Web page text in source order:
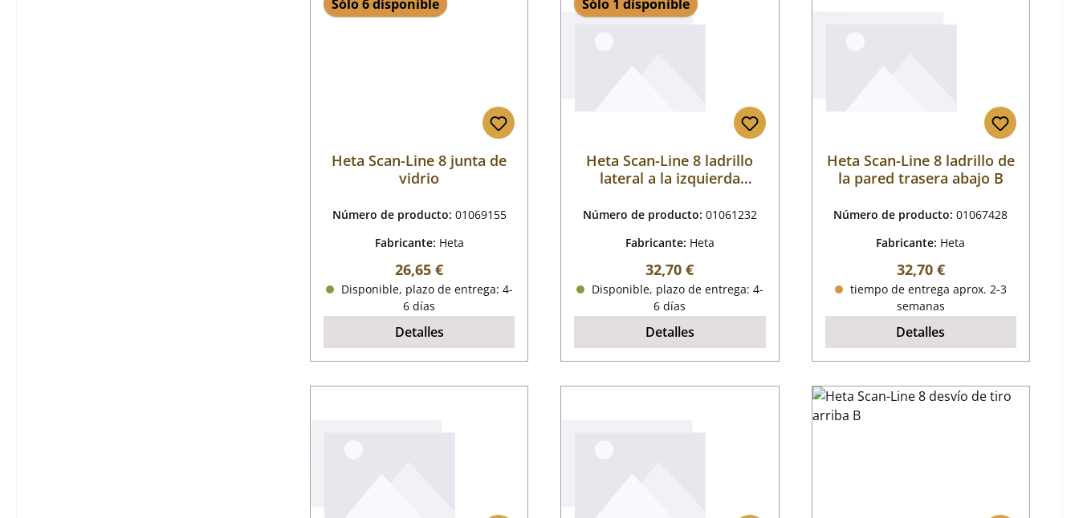
Sólo 6 disponible
Heta Scan-Line 8 junta de
vidrio
Número de producto: 01069155
Fabricante: Heta
Precio normal:
26,65 €
Disponible, plazo de entrega: 4-
6 días
Detalles
Sólo 1 disponible
Heta Scan-Line 8 ladrillo
lateral a la izquierda
Número de producto: 01061232
Fabricante: Heta
Precio normal:
32,70 €
Disponible, plazo de entrega: 4-
6 días
Detalles
Heta Scan-Line 8 ladrillo de
la pared trasera abajo B
Número de producto:01067428
Fabricante: Heta
Precio normal:
32,70 €
tiempo de entrega aprox. 2-3
semanas
Detalles